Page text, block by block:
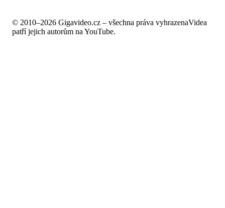
© 2010–2026 Gigavideo.cz – všechna práva vyhrazenaVidea
patří jejich autorům na YouTube.